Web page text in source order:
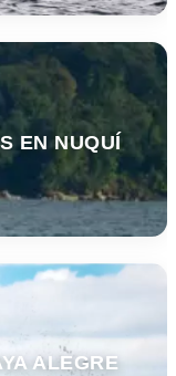
EN NUQUÍ
ALEGRE